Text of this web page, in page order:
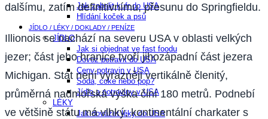
Jak zabalit kufr do USA
Hlídání koček a psů
JÍDLO / LÉKY / DOKLADY / PENÍZE
JÍDLO
Jak si objednat ve fast foodu
Dovoz potravit do USA
Ceny potravin v USA
Soda, coke nebo pop?
Jídlo a potraviny v USA
LÉKY
Jak dovážet léky do USA
dalšímu, zatím definitivnímu, přesunu do Springfieldu.
Illionois se nachází na severu USA v oblasti velkých
jezer; část jeho hranice tvoří jihozápadní část jezera
Michigan. Stát není výrazněji vertikálně členitý,
průměrná nadmořská výška činí 180 metrů. Podnebí
ve většině státu má vlhký, kontinentální charkater s